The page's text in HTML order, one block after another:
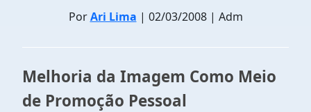
PorAri Lima | 02/03/2008 | Adm
Melhoria da Imagem Como Meio
de Promoção Pessoal